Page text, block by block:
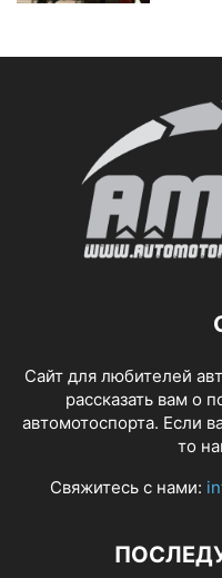
Сайт для любителей
рассказать вам о
автомотоспорта. Если
то
Свяжитесь с нами: